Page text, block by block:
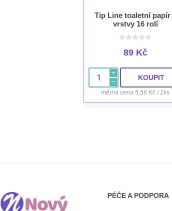
Tip Line toaletní papír
vrstvy 16 rolí
89 Kč
i
h
měrná cena 5,56 Kč / 1ks
PÉČE A PODPORA